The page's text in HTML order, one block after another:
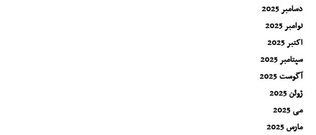
دسامبر 2025
نوامبر 2025
اکتبر 2025
سپتامبر 2025
آگوست 2025
ژوئن 2025
می 2025
مارس 2025